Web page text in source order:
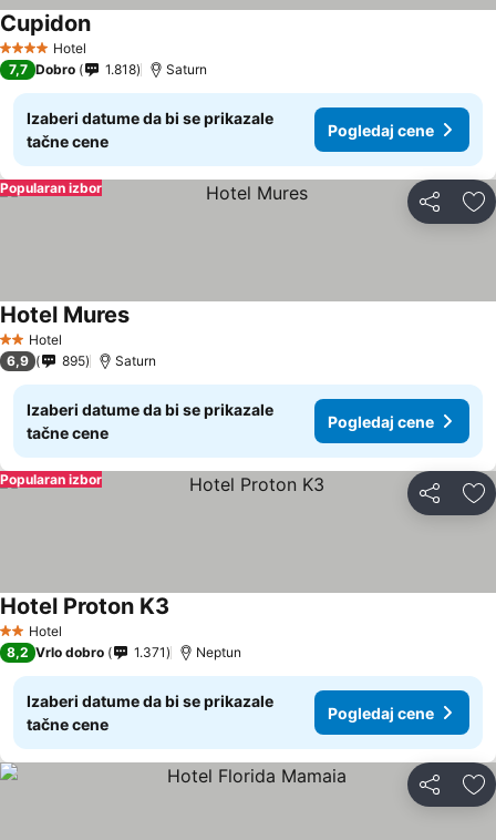
4 ZvezdiceHotel
CupidonPogledaj cene
7,7 Dobro 1.818 Saturn
Izaberi datume da bi se prikazale
tačne cene
Pogledaj cene
Deli
Popularan izbor
2 Zvezdice
Hotel
Hotel MuresPogledaj cene
6,9 895 Saturn
Izaberi datume da bi se prikazale
tačne cene
Pogledaj cene
Deli
Popularan izbor
2 Zvezdice
Hotel
Hotel Proton K3
8,2 Vrlo dobro 1.371 Neptun
Izaberi datume da bi se prikazale
tačne cene
Pogledaj cene
Deli